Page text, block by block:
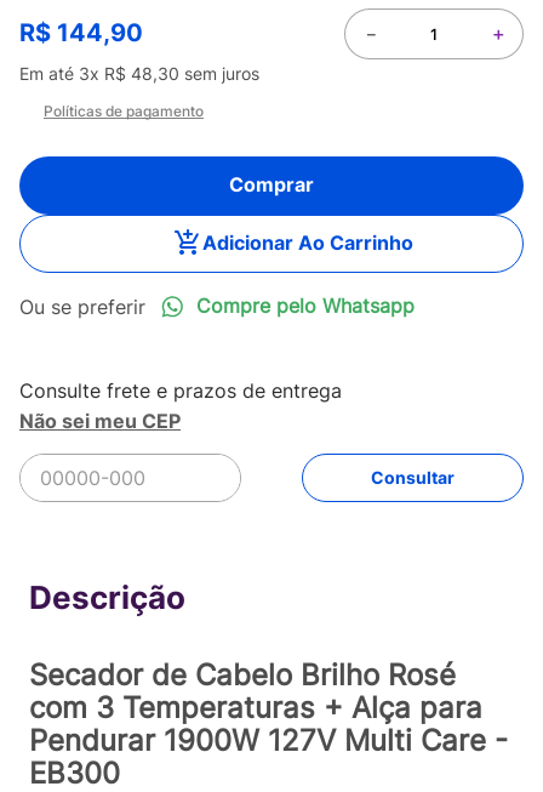
R$ 144,90
Em até 3x R$ 48,30 sem juros
＋
－
Políticas de pagamento
Comprar
Adicionar Ao Carrinho
Compre pelo Whatsapp
Não sei meu CEP
R$144,90
48
Secador de Cabelo Brilho Rosé
com 3 Temperaturas + Alça para
Pendurar 1900W 127V Multi Care -
EB300